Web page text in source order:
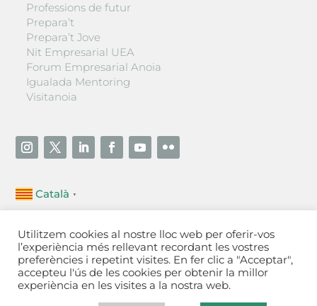
Professions de futur
Prepara’t
Prepara’t Jove
Nit Empresarial UEA
Forum Empresarial Anoia
Igualada Mentoring
Visitanoia
Català ▼
Unió Empresarial de l’Anoia (UEA)
Ctra. de Manresa, 131, 08700 – Igualada(Barcelona)
Tel 93 805 22 92
Contactar
Utilitzem cookies al nostre lloc web per oferir-vos
l’experiència més rellevant recordant les vostres
preferències i repetint visites. En fer clic a "Acceptar",
accepteu l'ús de les cookies per obtenir la millor
experiència en les visites a la nostra web.